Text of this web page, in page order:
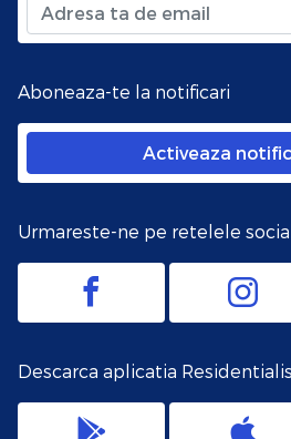
Aboneaza-te la notificari
Activeaza
Urmareste-ne pe retelele
Descarca aplicatia